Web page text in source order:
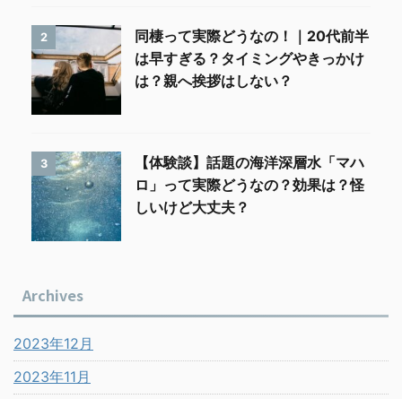
2
同棲って実際どうなの！｜20代前半
は早すぎる？タイミングやきっかけ
は？親へ挨拶はしない？
3
【体験談】話題の海洋深層水「マハ
ロ」って実際どうなの？効果は？怪
しいけど大丈夫？
Archives
2023年12月
2023年11月